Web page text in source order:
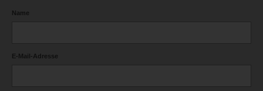
Name
E-Mail-Adresse